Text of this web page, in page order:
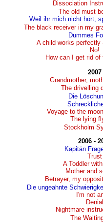
Dissociation
The old must
Weil ihr mich nicht hört,
The black receiver in my
Dummes
A child works perfectly
No!
How can I get rid of
2007
Grandmother,
The drivelling
Die
Voyage to the
The lying
Stockholm
2006 -
Kapitän
Trust
A Toddler
Mother and
Betrayer, my
Die ungeahnte
I'm not
Denial
Nightmare
The